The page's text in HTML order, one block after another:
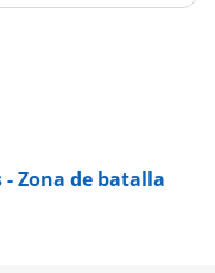
Zona de batalla